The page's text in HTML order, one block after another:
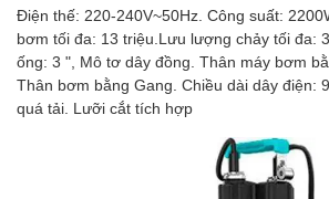
Điện thế: 220-240V~50Hz. Công suất:
bơm tối đa: 13 triệu.Lưu lượng chảy tối đa:
ống: 3 ", Mô tơ dây đồng. Thân máy bơm
Thân bơm bằng Gang. Chiều dài dây điện:
quá tải. Lưỡi cắt tích hợp